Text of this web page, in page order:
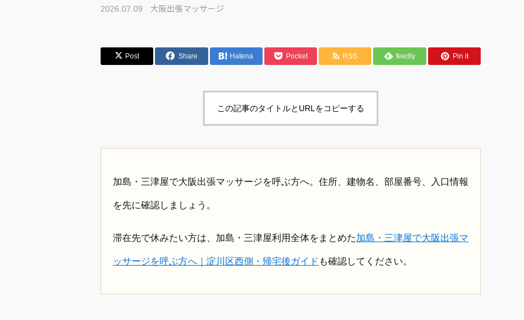
2026.07.09 大阪出張マッサージ
Post Share Hatena Pocket RSS feedly Pin it
この記事のタイトルとURLをコピーする
加島・三津屋で大阪出張マッサージを呼ぶ方へ。住所、建物名、部屋番号、入口情報
を先に確認しましょう。
滞在先で休みたい方は、加島・三津屋利用全体をまとめた加島・三津屋で大阪出張マ
ッサージを呼ぶ方へ｜淀川区西側・帰宅後ガイド も確認してください。